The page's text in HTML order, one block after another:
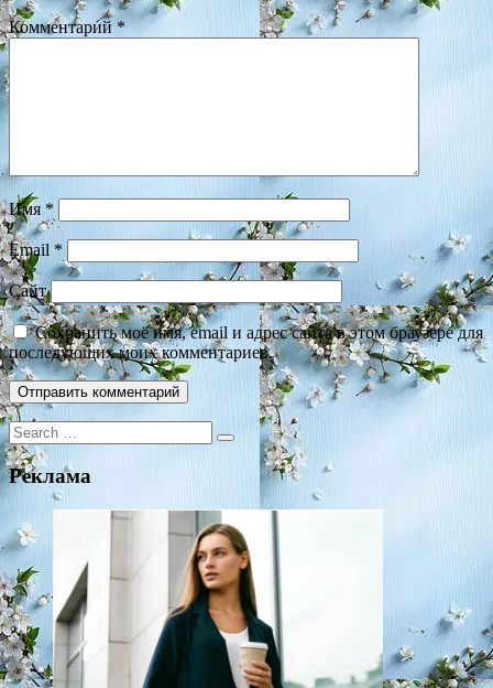
Комментарий *
Имя *
Email *
Сайт
Сохранить моё имя, email и адрес сайта в этом браузере для
последующих моих комментариев.
Search
for:
Реклама